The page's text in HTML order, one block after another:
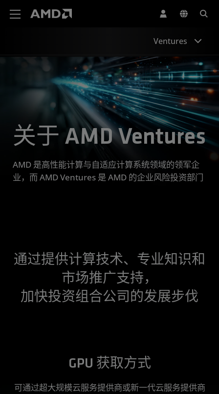
Ventures
简介
产品系列
观点
关于 AMD Ventures
AMD 是高性能计算与自适应计算系统领域的领军企
业，而 AMD Ventures 是 AMD 的企业风险投资部门
通过提供计算技术、专业知识和
市场推广支持，
加快投资组合公司的发展步伐
GPU 获取方式
可通过超大规模云服务提供商或新一代云服务提供商